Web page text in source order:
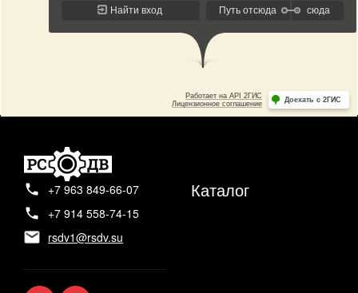
+7 963 849-66-07
+7 914 558-74-15
rsdv1@rsdv.su
Каталог